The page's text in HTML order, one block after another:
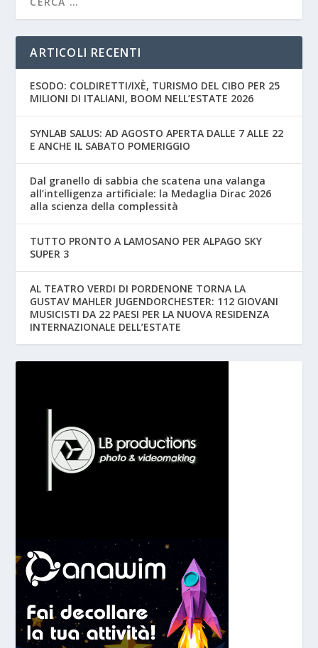
ARTICOLI RECENTI
ESODO: COLDIRETTI/IXÈ, TURISMO DEL CIBO PER 25
MILIONI DI ITALIANI, BOOM NELL’ESTATE 2026
SYNLAB SALUS: AD AGOSTO APERTA DALLE 7 ALLE 22
E ANCHE IL SABATO POMERIGGIO
Dal granello di sabbia che scatena una valanga
all’intelligenza artificiale: la Medaglia Dirac 2026
alla scienza della complessità
TUTTO PRONTO A LAMOSANO PER ALPAGO SKY
SUPER 3
AL TEATRO VERDI DI PORDENONE TORNA LA
GUSTAV MAHLER JUGENDORCHESTER: 112 GIOVANI
MUSICISTI DA 22 PAESI PER LA NUOVA RESIDENZA
INTERNAZIONALE DELL’ESTATE